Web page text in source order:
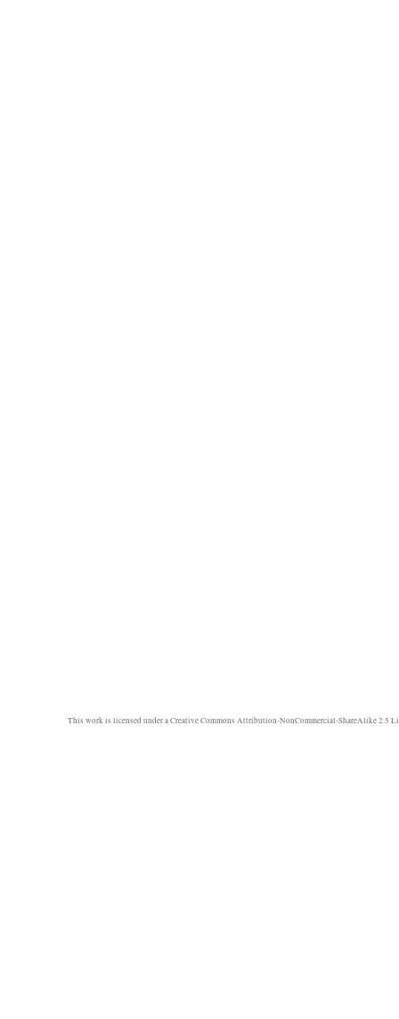
This work is licensed under aCreative Commons Attribution-NonCommercial-ShareAlike 2.5